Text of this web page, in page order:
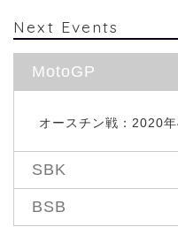
Next Events
MotoGP
オースチン戦：2020
SBK
BSB